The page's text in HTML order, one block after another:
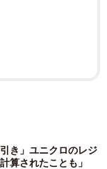
ルの不反応、あ
合は特定の年代
ーザーが経験して
き」ユニクロのレジ
算されたことも」